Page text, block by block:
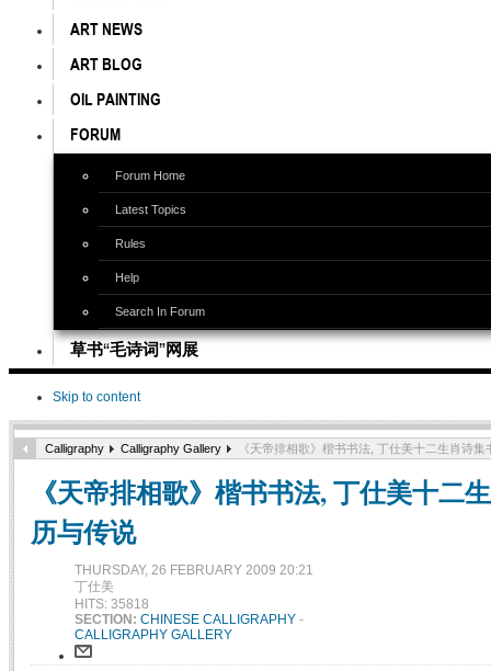
ART NEWS
ART BLOG
OIL PAINTING
FORUM
Forum Home
Latest Topics
Rules
Help
Search In Forum
草书“毛诗词”网展
Skip to content
Calligraphy Calligraphy Gallery 《天帝排相歌》楷书书法, 丁仕美十二生肖诗
《天帝排相歌》楷书书法, 丁仕美十二
历与传说
THURSDAY, 26 FEBRUARY 2009 20:21
丁仕美
HITS: 35818
SECTION: CHINESE CALLIGRAPHY -
CALLIGRAPHY GALLERY